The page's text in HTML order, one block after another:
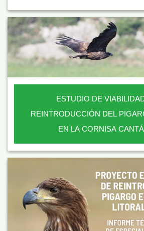
ESTUDIO DE
REINTRODUCCIÓN DEL
EN LA CORNISA